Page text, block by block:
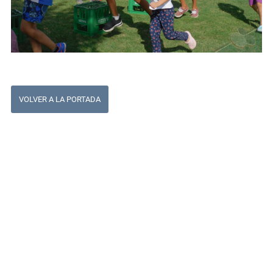
VOLVER A LA PORTADA